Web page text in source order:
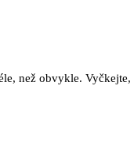
než obvykle.